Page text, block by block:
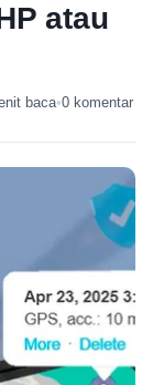
atau
baca•0 komentar